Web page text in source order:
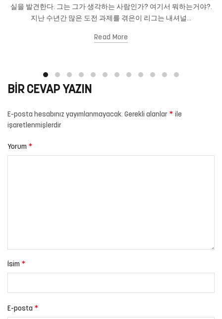
실을 발견한다. 그는 그가 생각하는 사람인가? 여기서 뭐하는거야?.
지난 수년간 많은 도전 과제를 겪은이 리그는 내셔널...
Read More
BIR CEVAP YAZIN
E-posta hesabınız yayımlanmayacak. Gerekli alanlar * ile
işaretlenmişlerdir
Yorum *
İsim *
E-posta *